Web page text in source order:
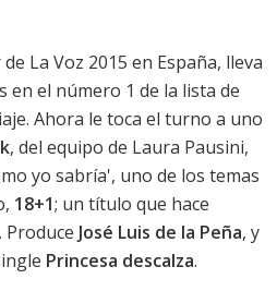
La Voz 2015 en España, lleva
en el número 1 de la lista de
. Ahora le toca el turno a uno
, del equipo de Laura Pausini,
yo sabría', uno de los temas
18+1; un título que hace
Produce José Luis de la Peña, y
Princesa descalza.